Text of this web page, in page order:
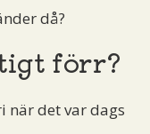
då?
förr?
när det var dags